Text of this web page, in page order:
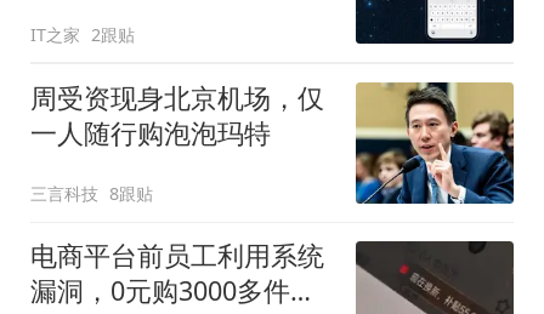
IT之家 2跟贴
周受资现身北京机场，仅
一人随行购泡泡玛特
三言科技 8跟贴
电商平台前员工利用系统
漏洞，0元购3000多件家